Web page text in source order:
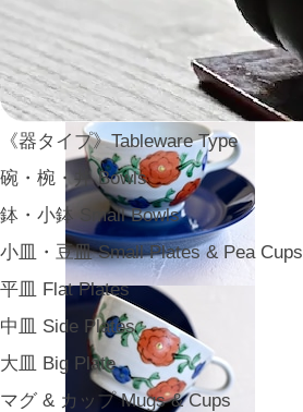
《器タイプ》Tableware Type
碗・椀・丼 Bowls
鉢・小鉢 Small Bowls
小皿・豆皿 Small Plates & Pea Cups
平皿 Flat Plates
中皿 Side Plates
大皿 Big Plate
マグ & カップ Mugs & Cups